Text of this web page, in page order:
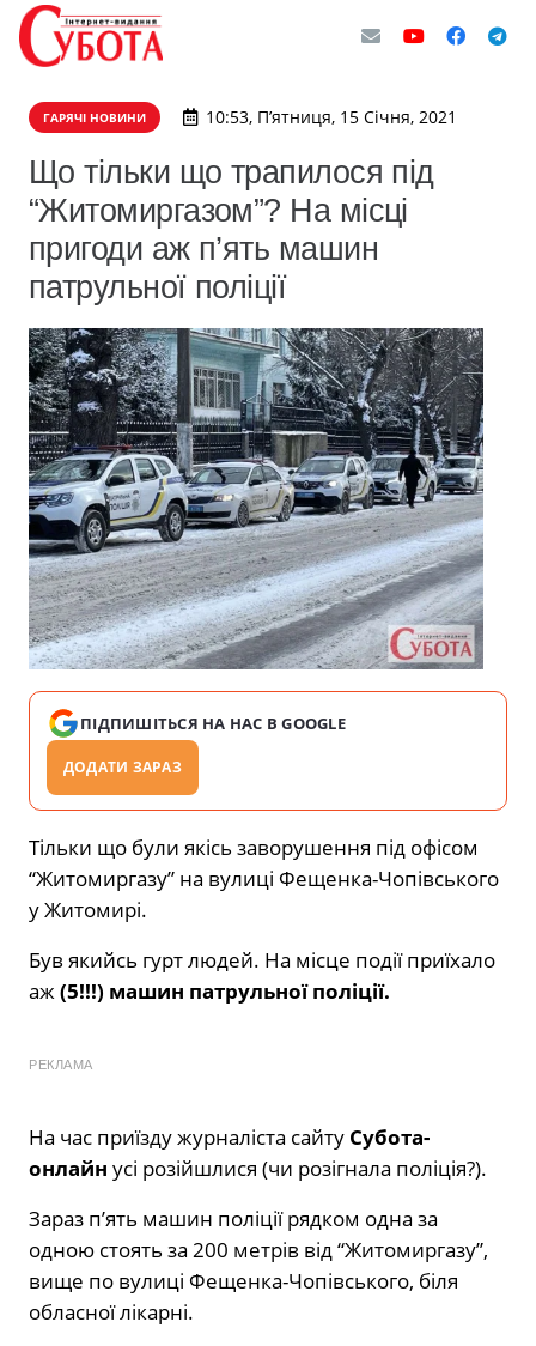
ГАРЯЧІ НОВИНИ 10:53, П’ятниця, 15 Січня, 2021
Що тільки що трапилося під
“Житомиргазом”? На місці
пригоди аж п’ять машин
патрульної поліції
ПІДПИШІТЬСЯ НА НАС В GOOGLE
ДОДАТИ ЗАРАЗ
Тільки що були якісь заворушення під офісом
“Житомиргазу” на вулиці Фещенка-Чопівського
у Житомирі.
Був якийсь гурт людей. На місце події приїхало
аж (5!!!) машин патрульної поліції.
РЕКЛАМА
На час приїзду журналіста сайту Субота-
онлайн усі розійшлися (чи розігнала поліція?).
Зараз п’ять машин поліції рядком одна за
одною стоять за 200 метрів від “Житомиргазу”,
вище по вулиці Фещенка-Чопівського, біля
обласної лікарні.